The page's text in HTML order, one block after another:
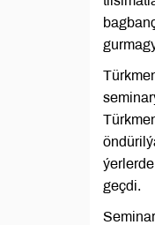
geçdi.